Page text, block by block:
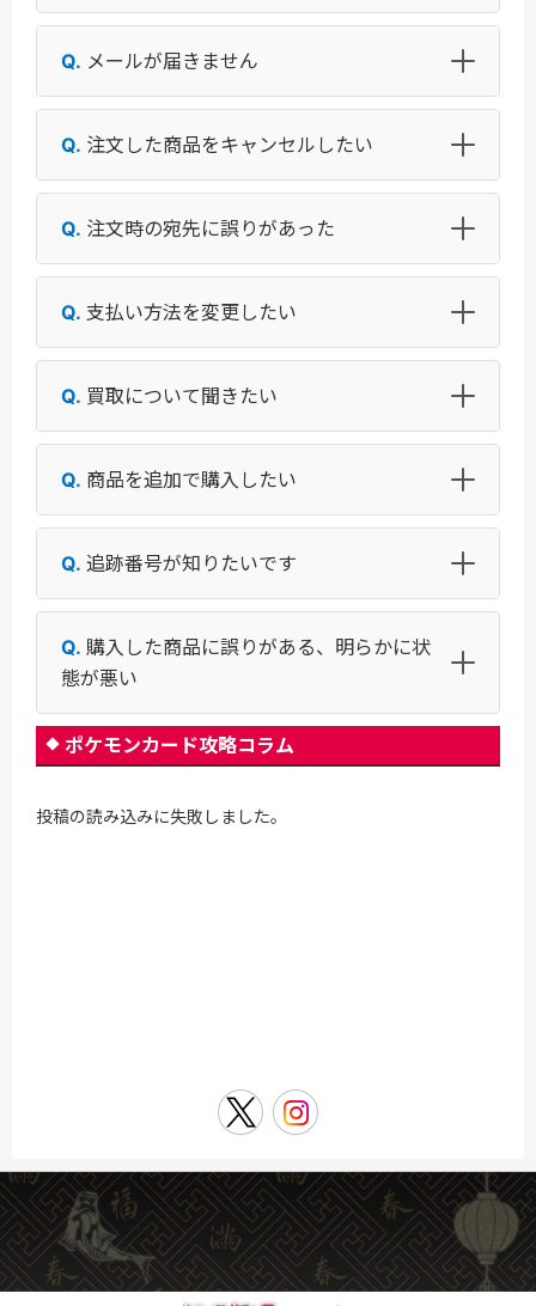
メールが届きません
注文した商品をキャンセルしたい
注文時の宛先に誤りがあった
支払い方法を変更したい
買取について聞きたい
商品を追加で購入したい
追跡番号が知りたいです
購入した商品に誤りがある、明らかに状
態が悪い
ポケモンカード攻略コラム
投稿の読み込みに失敗しました。